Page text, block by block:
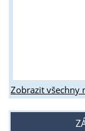
Zobrazit všechny